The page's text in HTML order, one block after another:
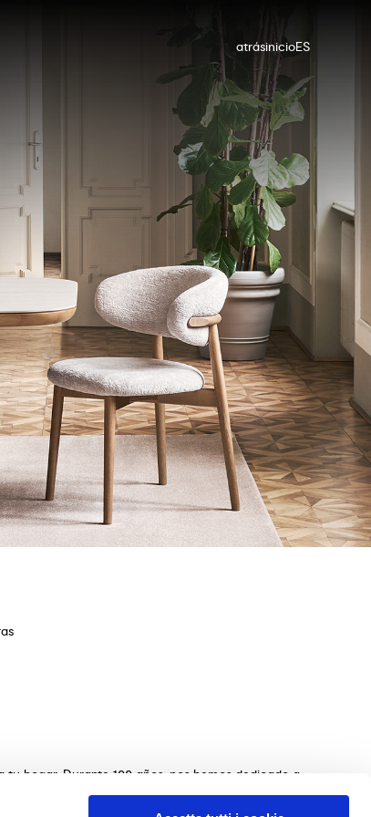
atrásinicioES
hogar. Durante 100 años, nos hemos dedicado a
sillas, camas, sofás y complementos de